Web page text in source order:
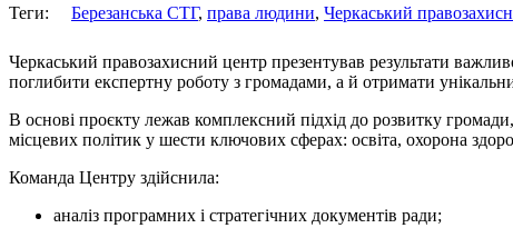
Теги: Березанська СТГ, права людини, Черкаський
Черкаський правозахисний центр презентував результати
поглибити експертну роботу з громадами, а й отримати
В основі проєкту лежав комплексний підхід до розвитку
місцевих політик у шести ключових сферах: освіта, охорона
Команда Центру здійснила:
аналіз програмних і стратегічних документів ради;